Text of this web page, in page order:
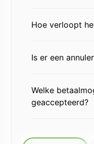
Hoe verloopt
Is er een
Welke
geaccepteerd?